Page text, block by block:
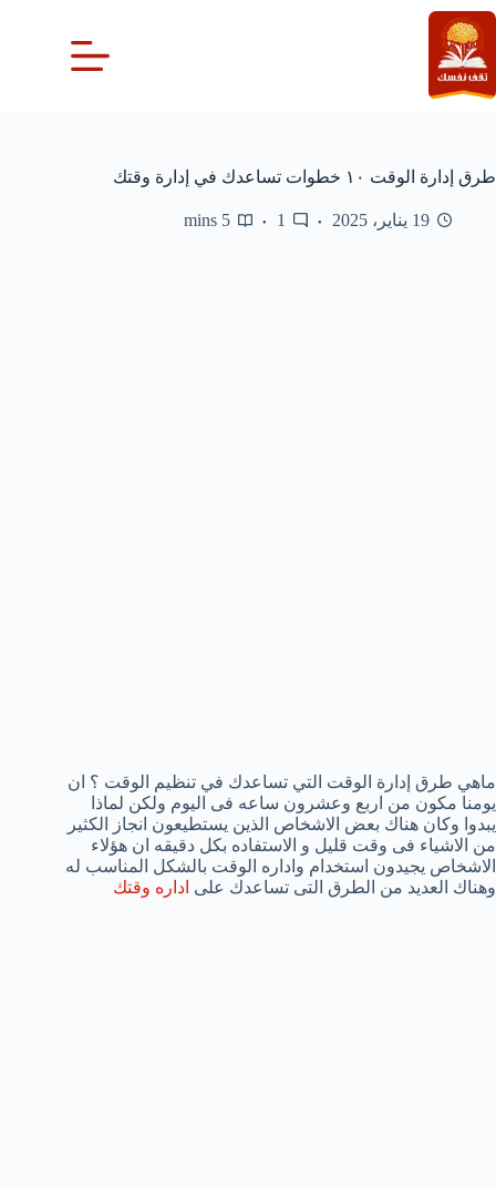
التجاوز
إلى
المحتوى
طرق إدارة الوقت ١٠ خطوات تساعدك في إدارة وقتك
19 يناير، 2025 1
5 mins
ماهي طرق إدارة الوقت التي تساعدك في تنظيم الوقت ؟ ان
يومنا مكون من اربع وعشرون ساعه فى اليوم ولكن لماذا
يبدوا وكان هناك بعض الاشخاص الذين يستطيعون انجاز الكثير
من الاشياء فى وقت قليل و الاستفاده بكل دقيقه ان هؤلاء
الاشخاص يجيدون استخدام واداره الوقت بالشكل المناسب له
وهناك العديد من الطرق التى تساعدك على اداره وقتك